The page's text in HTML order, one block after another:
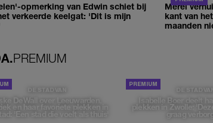
opmerking van Edwin schiet bij
verkeerde keelgat: 'Dit is mijn
Merel
kant van
maanden
PREMIUM
DE STAD VAN
DeWall over Leeuwarden,
en haar favoriete plekken in
'Een stad die voelt als thuis'
DE STAD VAN
Isabelle Boer deelt
plekken in Zwolle:
graag